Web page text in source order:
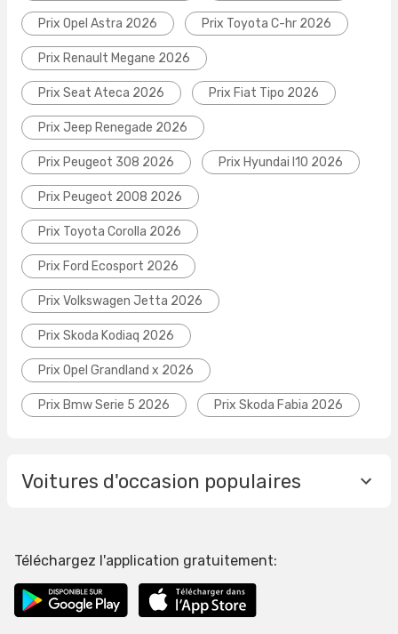
Prix Opel Astra 2026 Prix Toyota C-hr 2026
Prix Renault Megane 2026
Prix Seat Ateca 2026 Prix Fiat Tipo 2026
Prix Jeep Renegade 2026
Prix Peugeot 308 2026 Prix Hyundai I10 2026
Prix Peugeot 2008 2026
Prix Toyota Corolla 2026
Prix Ford Ecosport 2026
Prix Volkswagen Jetta 2026
Prix Skoda Kodiaq 2026
Prix Opel Grandland x 2026
Prix Bmw Serie 5 2026 Prix Skoda Fabia 2026
Voitures d'occasion populaires
Téléchargez l'application gratuitement: